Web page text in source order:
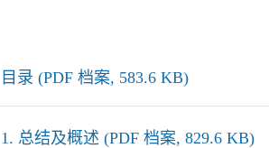
目录 (PDF 档案, 583.6 KB)
1. 总结及概述 (PDF 档案, 829.6 KB)